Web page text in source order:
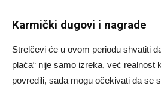
Karmički dugovi i nagrade
Strelčevi će u ovom periodu shvatiti
plaća“ nije samo izreka, već realnost
povredili, sada mogu očekivati da se